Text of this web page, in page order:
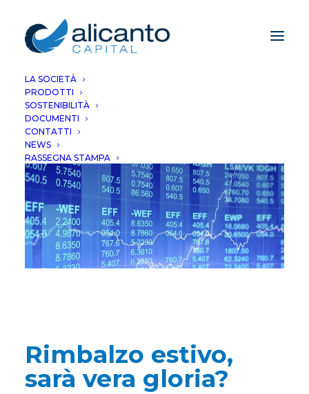
LA SOCIETÀ
PRODOTTI
SOSTENIBILITÀ
DOCUMENTI
CONTATTI
NEWS
RASSEGNA STAMPA
Rimbalzo estivo,
sarà vera gloria?